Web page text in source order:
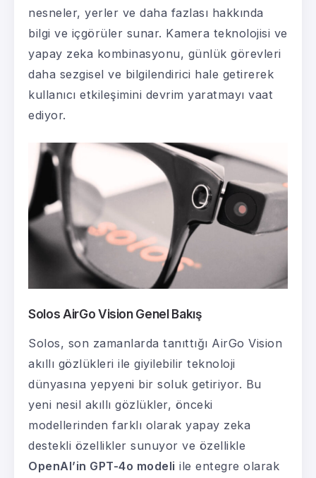
nesneler, yerler ve daha fazlası hakkında
bilgi ve içgörüler sunar. Kamera teknolojisi ve
yapay zeka kombinasyonu, günlük görevleri
daha sezgisel ve bilgilendirici hale getirerek
kullanıcı etkileşimini devrim yaratmayı vaat
ediyor.
Solos AirGo Vision Genel Bakış
Solos, son zamanlarda tanıttığı AirGo Vision
akıllı gözlükleri ile giyilebilir teknoloji
dünyasına yepyeni bir soluk getiriyor. Bu
yeni nesil akıllı gözlükler, önceki
modellerinden farklı olarak yapay zeka
destekli özellikler sunuyor ve özellikle
OpenAI’in GPT-4o modeli ile entegre olarak